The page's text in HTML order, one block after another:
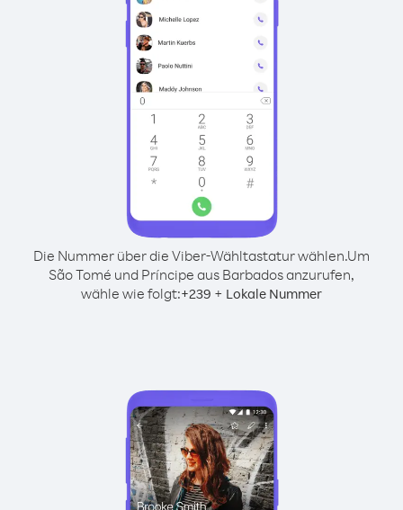
Die Nummer über die Viber-Wähltastatur wählen.Um
São Tomé und Príncipe aus Barbados anzurufen,
wähle wie folgt:+239 + Lokale Nummer